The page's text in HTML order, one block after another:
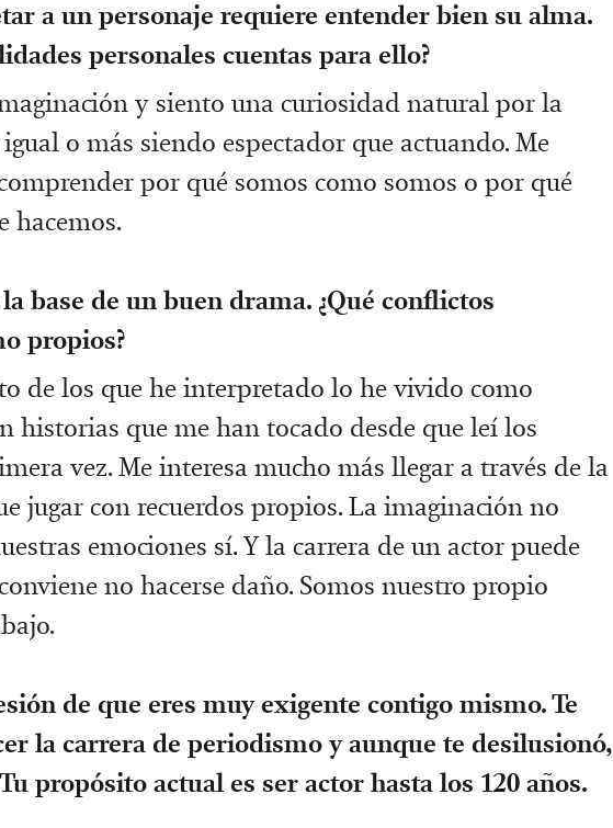
a un personaje requiere entender bien su alma.
personales cuentas para ello?
y siento una curiosidad natural por la
o más siendo espectador que actuando. Me
por qué somos como somos o por qué
hacemos.
base de un buen drama. ¿Qué conflictos
propios?
de los que he interpretado lo he vivido como
historias que me han tocado desde que leí los
vez. Me interesa mucho más llegar a través de la
jugar con recuerdos propios. La imaginación no
emociones sí. Y la carrera de un actor puede
no hacerse daño. Somos nuestro propio
de que eres muy exigente contigo mismo. Te
la carrera de periodismo y aunque te desilusionó,
propósito actual es ser actor hasta los 120 años.